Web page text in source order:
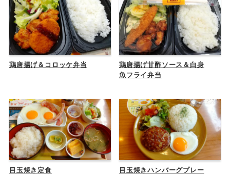
鶏唐揚げ＆コロッケ弁当
鶏唐揚げ甘酢ソース＆白身
魚フライ弁当
目玉焼き定食
目玉焼きハンバーグプレー